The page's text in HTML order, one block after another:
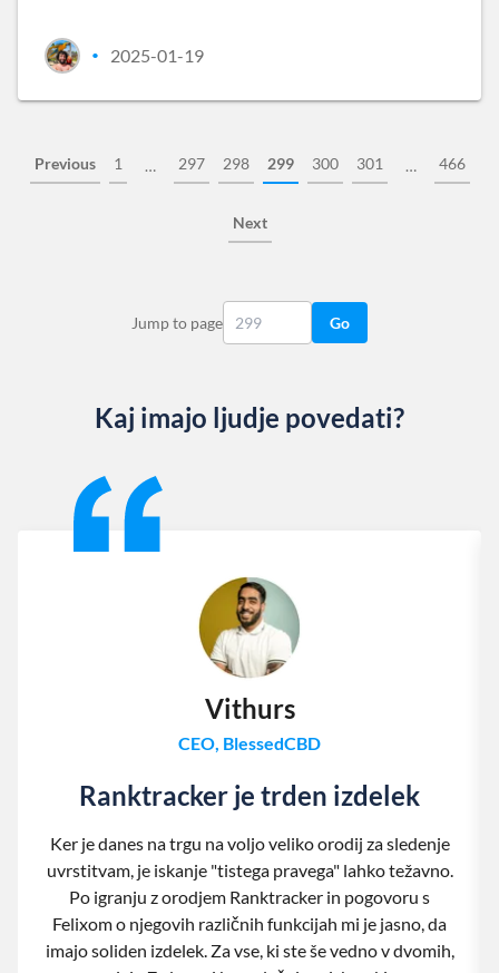
• 2025-01-19
Previous 1 … 297 298 299 300 301 … 466
Next
Jump to page Go
Kaj imajo ljudje povedati?
Vithurs
CEO, BlessedCBD
Ranktracker je trden izdelek
Ker je danes na trgu na voljo veliko orodij za sledenje
uvrstitvam, je iskanje "tistega pravega" lahko težavno.
Po igranju z orodjem Ranktracker in pogovoru s
Felixom o njegovih različnih funkcijah mi je jasno, da
imajo soliden izdelek. Za vse, ki ste še vedno v dvomih,